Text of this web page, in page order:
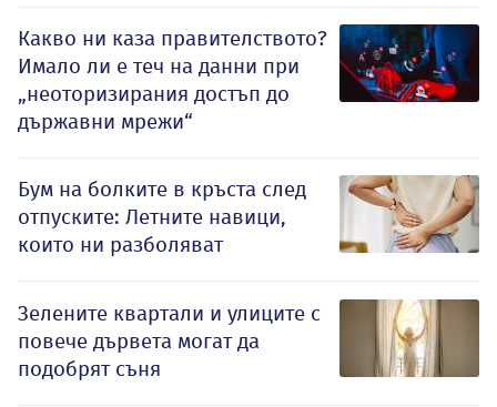
Какво ни каза правителството?
Имало ли е теч на данни при
„неоторизирания достъп до
държавни мрежи“
Бум на болките в кръста след
отпуските: Летните навици,
които ни разболяват
Зелените квартали и улиците с
повече дървета могат да
подобрят съня